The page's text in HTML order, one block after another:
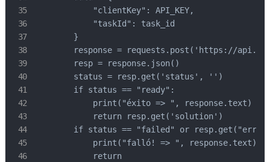
            "clientKey": API_KEY,
            "taskId": task_id
        }
response = requests.post('https://
        resp = response.json()
        status = resp.get('status', '')
        if status == "ready":
            print("éxito => ", response.text)
            return resp.get('solution')
if status == "failed" or
            print("falló! => ", response.text)
            return